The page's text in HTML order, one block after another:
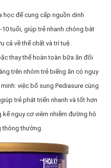
học để cung cấp nguồn dinh
tuổi, giúp trẻ nhanh chóng bắt
cả về thể chất và trí tuệ.
thay thế hoàn toàn bữa ăn đối
trên nhóm trẻ biếng ăn có nguy
việc bổ sung Pediasure cùng
trẻ phát triển nhanh và tốt hơn
kể nguy cơ viêm nhiễm đường hô
thông thường.